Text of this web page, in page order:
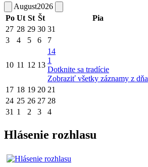
August2026
Po Ut St Št Pia
27 28 29 30 31
3
4 5 6 7
10 11 12 13
14
1
Dotknite sa tradície
Zobraziť všetky záznamy z dňa
17 18 19 20 21
24 25 26 27 28
31 1 2 3 4
Hlásenie rozhlasu